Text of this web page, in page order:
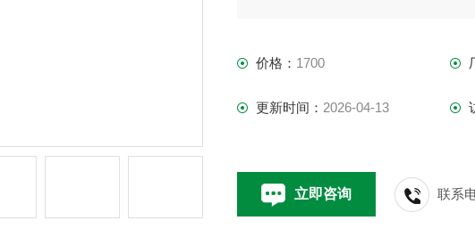
价格： 1700
更新时间： 2026-04-13
立即咨询 联系